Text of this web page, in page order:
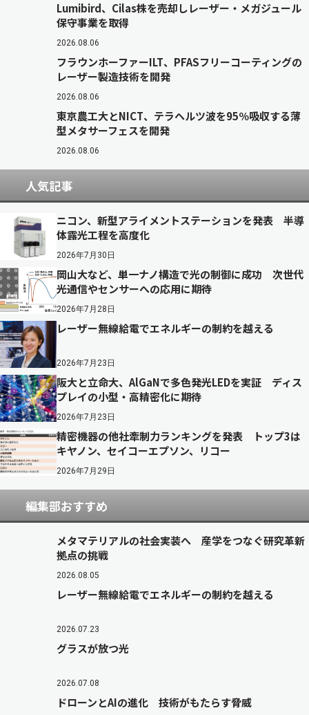
Lumibird、Cilas株を売却しレーザー・メガジュール
保守事業を取得
2026.08.06
フラウンホーファーILT、PFASフリーコーティングの
レーザー製造技術を開発
2026.08.06
東京農工大とNICT、テラヘルツ波を95％吸収する薄
型メタサーフェスを開発
2026.08.06
人気記事
ニコン、新型アライメントステーションを発表 半導
体露光工程を高度化
2026年7月30日
岡山大など、単一ナノ構造で光の制御に成功 次世代
光通信やセンサーへの応用に期待
2026年7月28日
レーザー無線給電でエネルギーの制約を越える
2026年7月23日
阪大と立命大、AlGaNで多色発光LEDを実証 ディス
プレイの小型・高精密化に期待
2026年7月23日
精密機器の他社牽制力ランキングを発表 トップ3は
キヤノン、セイコーエプソン、リコー
2026年7月29日
編集部おすすめ
メタマテリアルの社会実装へ 産学をつなぐ研究革新
拠点の挑戦
2026.08.05
レーザー無線給電でエネルギーの制約を越える
2026.07.23
グラスが放つ光
2026.07.08
ドローンとAIの進化 技術がもたらす脅威